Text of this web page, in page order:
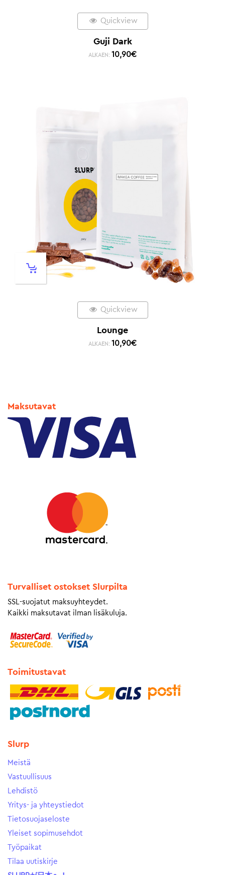
Quickview
Guji Dark
ALKAEN: 10,90€
Quickview
Lounge
ALKAEN: 10,90€
Maksutavat
Turvalliset ostokset Slurpilta
SSL-suojatut maksuyhteydet.
Kaikki maksutavat ilman lisäkuluja.
Toimitustavat
Slurp
Meistä
Vastuullisuus
Lehdistö
Yritys- ja yhteystiedot
Tietosuojaseloste
Yleiset sopimusehdot
Työpaikat
Tilaa uutiskirje